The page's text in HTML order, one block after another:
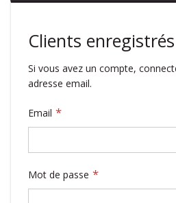
Clients enregistrés
Si vous avez un compte,
adresse email.
Email
Mot de passe